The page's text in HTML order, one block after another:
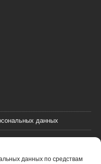
данных по средствам
данных
данных